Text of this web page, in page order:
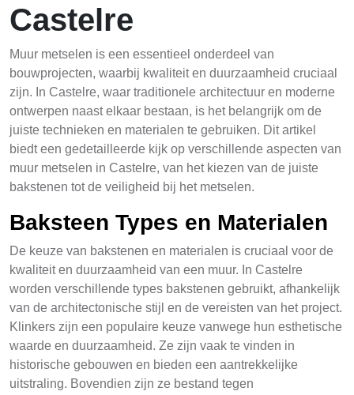
Castelre
Muur metselen is een essentieel onderdeel van
bouwprojecten, waarbij kwaliteit en duurzaamheid cruciaal
zijn. In Castelre, waar traditionele architectuur en moderne
ontwerpen naast elkaar bestaan, is het belangrijk om de
juiste technieken en materialen te gebruiken. Dit artikel
biedt een gedetailleerde kijk op verschillende aspecten van
muur metselen in Castelre, van het kiezen van de juiste
bakstenen tot de veiligheid bij het metselen.
Baksteen Types en Materialen
De keuze van bakstenen en materialen is cruciaal voor de
kwaliteit en duurzaamheid van een muur. In Castelre
worden verschillende types bakstenen gebruikt, afhankelijk
van de architectonische stijl en de vereisten van het project.
Klinkers zijn een populaire keuze vanwege hun esthetische
waarde en duurzaamheid. Ze zijn vaak te vinden in
historische gebouwen en bieden een aantrekkelijke
uitstraling. Bovendien zijn ze bestand tegen